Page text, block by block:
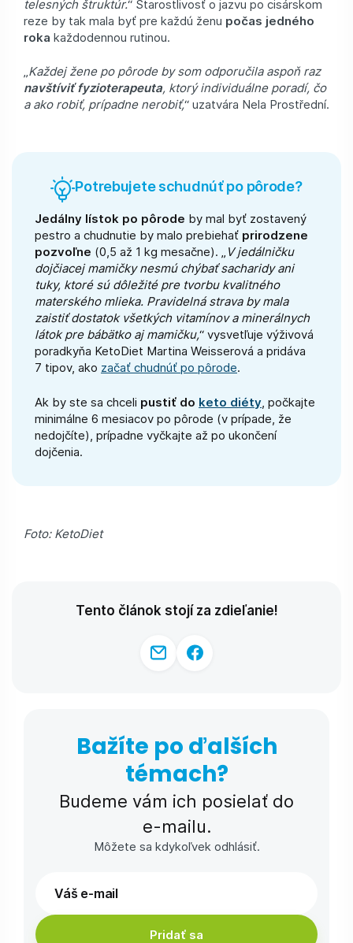
telesných štruktúr.“ Starostlivosť o jazvu po cisárskom
reze by tak mala byť pre každú ženu počas jedného
roka každodennou rutinou.
„Každej žene po pôrode by som odporučila aspoň raz
navštíviť fyzioterapeuta, ktorý individuálne poradí, čo
a ako robiť, prípadne nerobiť,“ uzatvára Nela Prostřední.
Potrebujete schudnúť po pôrode?
Jedálny lístok po pôrode by mal byť zostavený
pestro a chudnutie by malo prebiehať prirodzene
pozvoľne (0,5 až 1 kg mesačne). „ V jedálničku
dojčiacej mamičky nesmú chýbať sacharidy ani
tuky, ktoré sú dôležité pre tvorbu kvalitného
materského mlieka. Pravidelná strava by mala
zaistiť dostatok všetkých vitamínov a minerálnych
látok pre bábätko aj mamičku,“ vysvetľuje výživová
poradkyňa KetoDiet Martina Weisserová a pridáva
7 tipov, ako začať chudnúť po pôrode.
Ak by ste sa chceli pustiť do keto diéty , počkajte
minimálne 6 mesiacov po pôrode (v prípade, že
nedojčíte), prípadne vyčkajte až po ukončení
dojčenia.
Foto: KetoDiet
Tento článok stojí za zdieľanie!
Bažíte po ďalších
témach?
Budeme vám ich posielať do
e-⁠mailu.
Môžete sa kdykoľvek odhlásiť.
Pridať sa